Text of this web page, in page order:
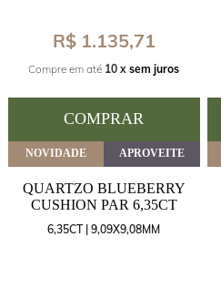
R$ 1.135,71
Compre em até 10 x sem juros
COMPRAR
NOVIDADE APROVEITE
QUARTZO BLUEBERRY
CUSHION PAR 6,35CT
6,35CT | 9,09X9,08MM